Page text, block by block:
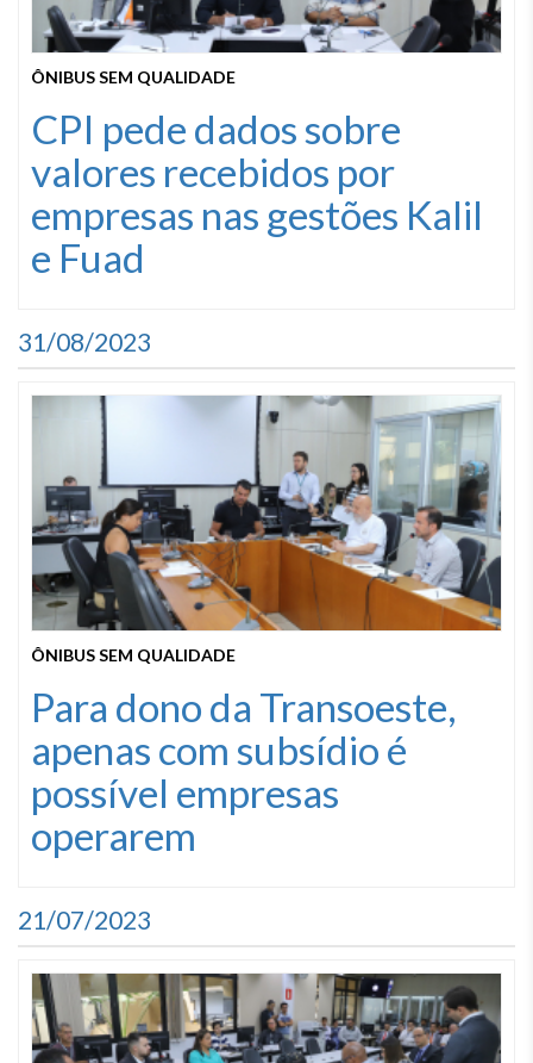
ÔNIBUS SEM QUALIDADE
CPI pede dados sobre
valores recebidos por
empresas nas gestões Kalil
e Fuad
31/08/2023
ÔNIBUS SEM QUALIDADE
Para dono da Transoeste,
apenas com subsídio é
possível empresas
operarem
21/07/2023